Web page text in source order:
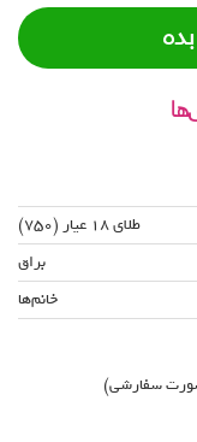
طلای 18 عیار (750)
براق
خانم‌ها
سفارشی)